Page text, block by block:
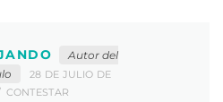
Autor del
28 DE JULIO DE
CONTESTAR